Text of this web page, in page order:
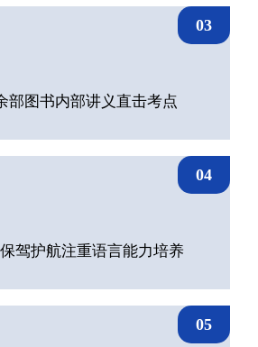
03
部图书内部讲义直击考点
04
驾护航注重语言能力培养
05